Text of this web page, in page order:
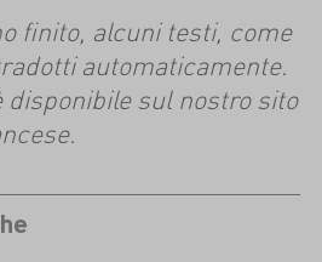
finito, alcuni testi, come
automaticamente.
disponibile sul nostro sito